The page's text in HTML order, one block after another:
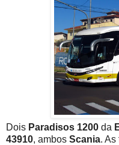
Dois Paradisos 1200 da
43910, ambos Scania. As